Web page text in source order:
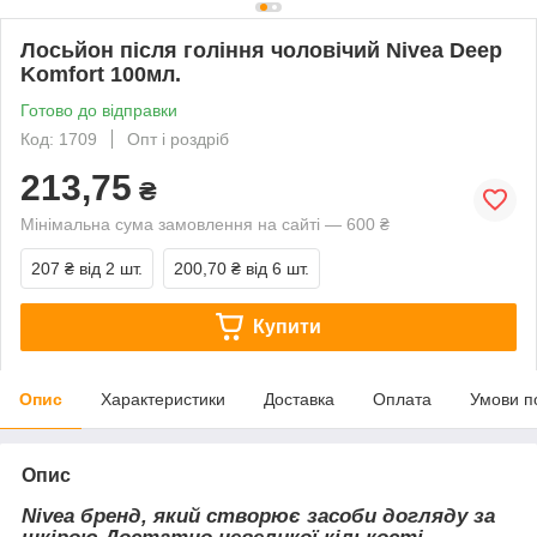
Лосьйон після гоління чоловічий Nivea Deep
Komfort 100мл.
Готово до відправки
Код: 1709
Опт і роздріб
213,75 ₴
Мінімальна сума замовлення на сайті — 600 ₴
207 ₴ від 2 шт. 200,70 ₴ від 6 шт.
Купити
Опис Характеристики Доставка Оплата Умови
Опис
Nivea бренд, який створює засоби догляду за